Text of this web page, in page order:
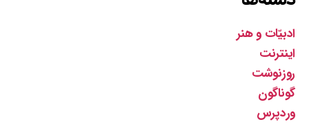
ادبیّات و هنر
اینترنت
روزنوشت
گوناگون
وردپرس